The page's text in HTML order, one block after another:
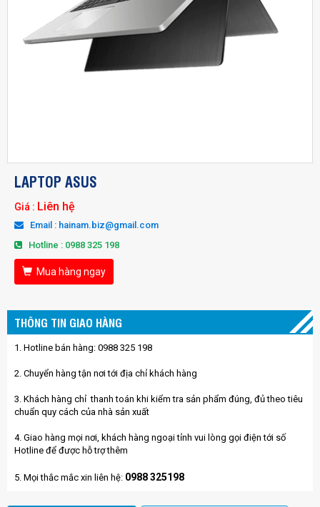
LAPTOP ASUS
Giá : Liên hệ
Email : hainam.biz@gmail.com
Hotline : 0988 325 198
Mua hàng ngay
THÔNG TIN GIAO HÀNG
1. Hotline bán hàng: 0988 325 198
2. Chuyển hàng tận nơi tới địa chỉ khách hàng
3. Khách hàng chỉ thanh toán khi kiểm tra sản phẩm đúng, đủ theo tiêu
chuẩn quy cách của nhà sản xuất
4. Giao hàng mọi nơi, khách hàng ngoại tỉnh vui lòng gọi điện tới số
Hotline để được hỗ trợ thêm
5. Mọi thắc mắc xin liên hệ: 0988 325198